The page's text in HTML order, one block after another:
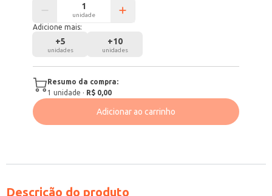
unidade
Adicione mais:
+5
unidades
+10
unidades
Resumo da compra:
1 unidade · R$ 0,00
Adicionar ao carrinho
Descrição do produto